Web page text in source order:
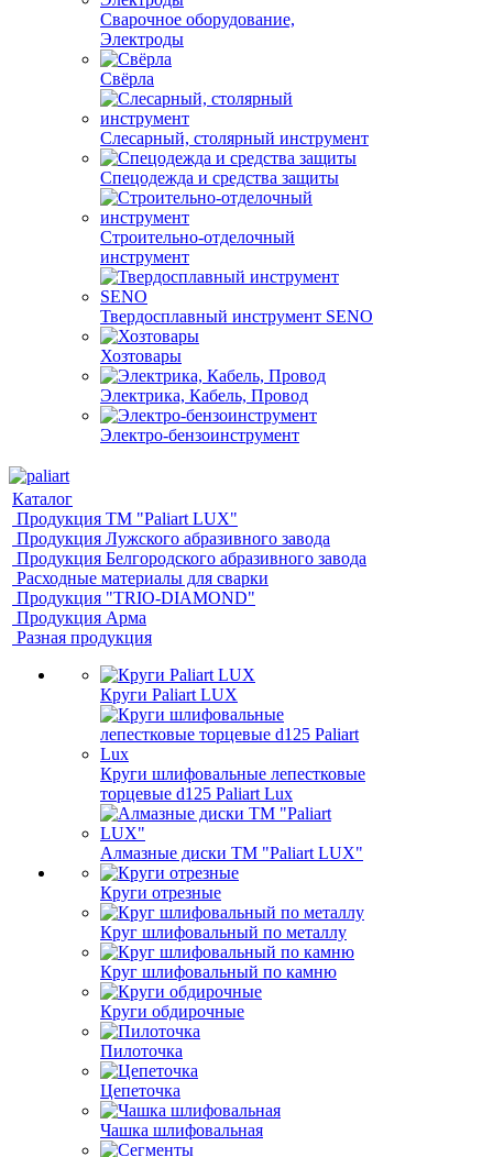
Сварочное оборудование,
Электроды
Свёрла
Слесарный, столярный инструмент
Спецодежда и средства защиты
Строительно-отделочный
инструмент
Твердосплавный инструмент SENO
Хозтовары
Электрика, Кабель, Провод
Электро-бензоинструмент
Каталог
Продукция ТМ "Paliart LUX"
Продукция Лужского абразивного завода
Продукция Белгородского абразивного завода
Расходные материалы для сварки
Продукция "TRIO-DIAMOND"
Продукция Арма
Разная продукция
Круги Paliart LUX
Круги шлифовальные лепестковые
торцевые d125 Paliart Lux
Алмазные диски ТМ "Paliart LUX"
Круги отрезные
Круг шлифовальный по металлу
Круг шлифовальный по камню
Круги обдирочные
Пилоточка
Цепеточка
Чашка шлифовальная